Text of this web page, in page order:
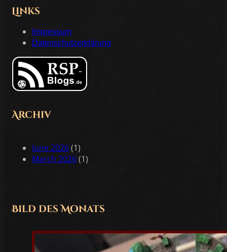
Links
Impressum
Datenschutzerklärung
Archiv
June 2026(1)
March 2026(1)
Bild des Monats